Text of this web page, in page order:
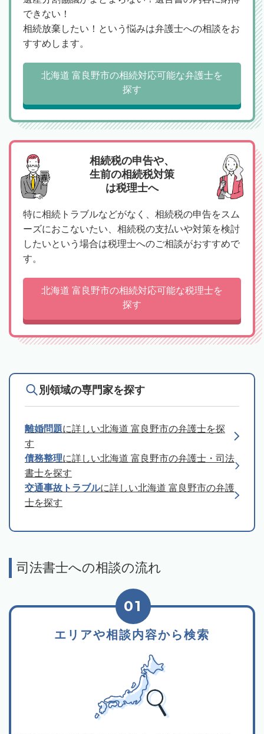
できない！
相続放棄したい！という悩みは弁護士への相談をお
すすめします。
北海道 富良野市の相続対応可能な弁護士を
探す
相続税の申告や、
生前の相続税対策
は税理士へ
特に相続トラブルなどがなく、相続税の申告をスム
ーズにおこないたい、相続税の支払いや対策を検討
したいという場合は税理士へのご相談がおすすめで
す。
北海道 富良野市の相続対応可能な税理士を
探す
別領域の専門家を探す
離婚問題に詳しい北海道 富良野市の弁護士を探
す
債務整理に詳しい北海道 富良野市の弁護士・司法
書士を探す
交通事故トラブルに詳しい北海道 富良野市の弁護
士を探す
司法書士への相談の流れ
エリアや相談内容から検索
01